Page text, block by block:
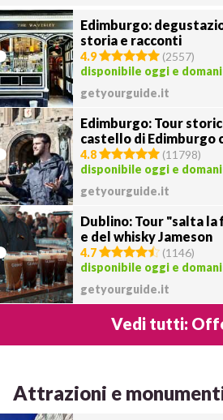
Edimburgo:
storia e racconti
4.9 (2557)
disponibile oggi e domani
getyourguide.it
Edimburgo: Tour
castello di Edimburgo
4.8 (11798)
disponibile oggi e domani
getyourguide.it
Dublino: Tour "salta la
e del whisky Jameson
4.7 (1146)
disponibile oggi e domani
getyourguide.it
Vedi tutti:
Attrazioni e